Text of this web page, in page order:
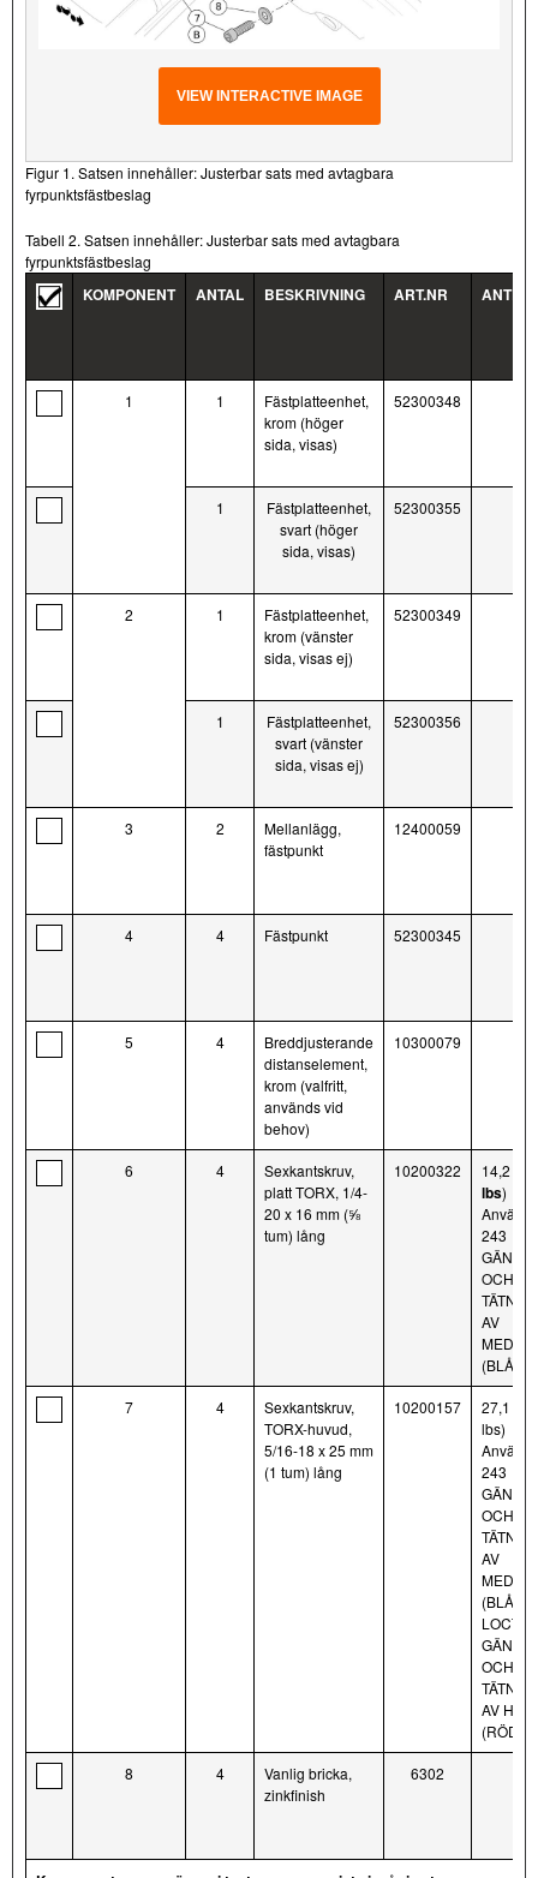
VIEW INTERACTIVE IMAGE
Figur 1. Satsen innehåller: Justerbar sats med avtagbara
fyrpunktsfästbeslag
Tabell 2. Satsen innehåller: Justerbar sats med avtagbara
fyrpunktsfästbeslag
KOMPONENT ANTAL BESKRIVNING ART.NR
1 1
Fästplatteenhet,
krom (höger
sida, visas)
52300348
1
Fästplatteenhet,
svart (höger
sida, visas)
52300355
2 1
Fästplatteenhet,
krom (vänster
sida, visas ej)
52300349
1
Fästplatteenhet,
svart (vänster
sida, visas ej)
52300356
3 2
Mellanlägg,
fästpunkt
12400059
4 4 Fästpunkt 52300345
5 4
Breddjusterande
distanselement,
krom (valfritt,
används vid
behov)
10300079
6 4
Sexkantskruv,
platt TORX, 1/4-
20 x 16 mm (⅝
tum) lång
10200322 14,2
lbs)
Använd
243
OCH
AV
(BLÅ)
7 4
Sexkantskruv,
TORX-huvud,
5/16-18 x 25 mm
(1 tum) lång
10200157
27,1
lbs)
Använd
243
OCH
AV
(BLÅ)
OCH
AV
(RÖD)
8 4
Vanlig bricka,
zinkfinish
6302